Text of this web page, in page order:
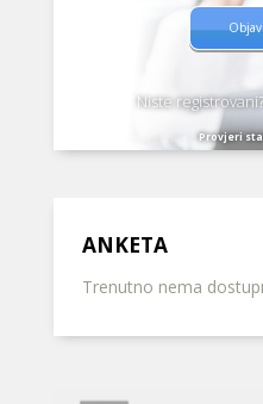
Niste
Provjeri
ANKETA
Trenutno nema